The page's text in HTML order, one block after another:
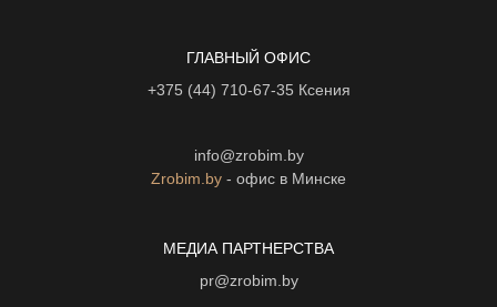
ГЛАВНЫЙ ОФИС
+375 (44) 710-67-35 Ксения
info@zrobim.by
Zrobim.by - офис в Минске
МЕДИА ПАРТНЕРСТВА
pr@zrobim.by